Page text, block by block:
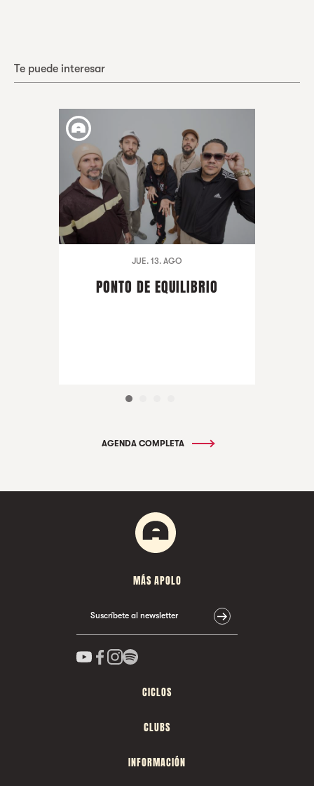
Te puede interesar
JUE. 13. AGO
PONTO DE EQUILIBRIO
AGENDA COMPLETA
MÁS APOLO
Suscríbete al newsletter
CICLOS
CLUBS
INFORMACIÓN